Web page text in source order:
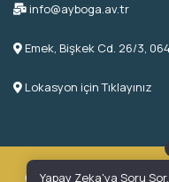
info@ayboga.av.tr
Emek, Bişkek Cd. 26/3,
Lokasyon için Tıklayınız
Yapay Zeka'ya Soru Sor.